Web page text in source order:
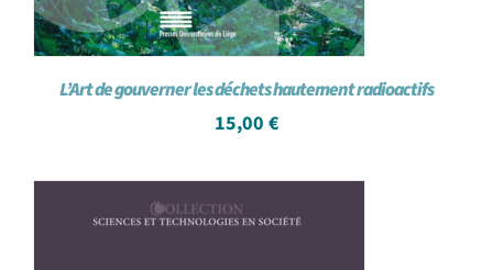
L’Art de gouverner les déchets hautement radioactifs
15,00 €